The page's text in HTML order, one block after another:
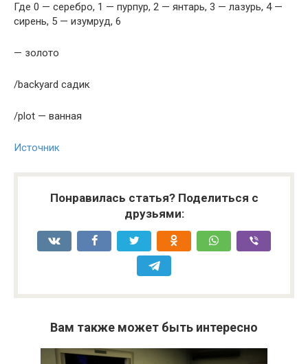
Где 0 — серебро, 1 — пурпур, 2 — янтарь, 3 — лазурь, 4 —
сирень, 5 — изумруд, 6
— золото
/backyard садик
/plot — ванная
Источник
Понравилась статья? Поделиться с
друзьями:
Вам также может быть интересно